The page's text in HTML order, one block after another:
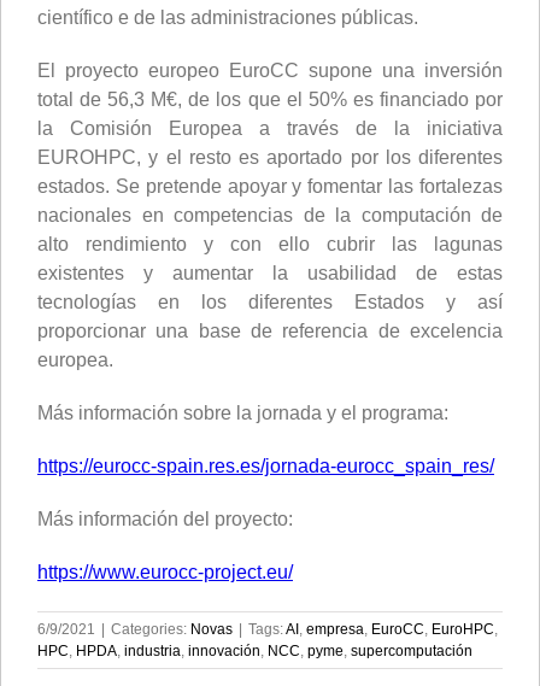
científico e de las administraciones públicas.
El proyecto europeo EuroCC supone una inversión
total de 56,3 M€, de los que el 50% es financiado por
la Comisión Europea a través de la iniciativa
EUROHPC, y el resto es aportado por los diferentes
estados. Se pretende apoyar y fomentar las fortalezas
nacionales en competencias de la computación de
alto rendimiento y con ello cubrir las lagunas
existentes y aumentar la usabilidad de estas
tecnologías en los diferentes Estados y así
proporcionar una base de referencia de excelencia
europea.
Más información sobre la jornada y el programa:
https://eurocc-spain.res.es/jornada-eurocc_spain_res/
Más información del proyecto:
https://www.eurocc-project.eu/
6/9/2021 | Categories: Novas | Tags:AI empresa EuroCC EuroHPC
HPC HPDA industria innovación NCC pyme supercomputación